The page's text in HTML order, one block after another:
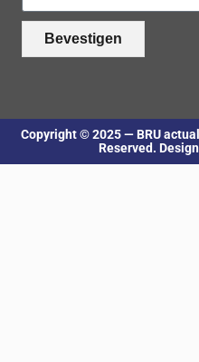
Bevestigen
Copyright © 2025 — BRU
Reserved.